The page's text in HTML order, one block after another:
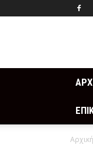
Αρχική